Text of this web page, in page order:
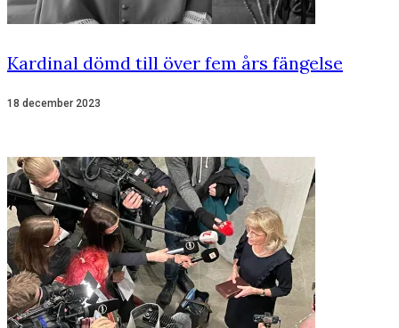
Kardinal dömd till över fem års fängelse
18 december 2023